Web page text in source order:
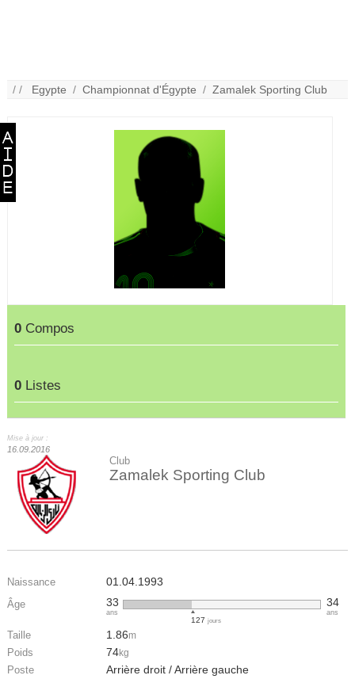
/ / Egypte /Championnat d'Égypte /Zamalek Sporting Club
0 Compos
0 Listes
Mise à jour :
16.09.2016
Club
Zamalek Sporting Club
Naissance 01.04.1993
Âge 33
ans
127jours
34
ans
Taille 1.86m
Poids 74kg
Poste Arrière droit / Arrière gauche